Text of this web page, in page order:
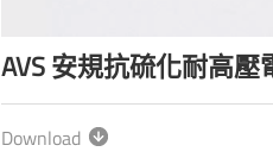
AVS 安規抗硫化耐高壓
Download